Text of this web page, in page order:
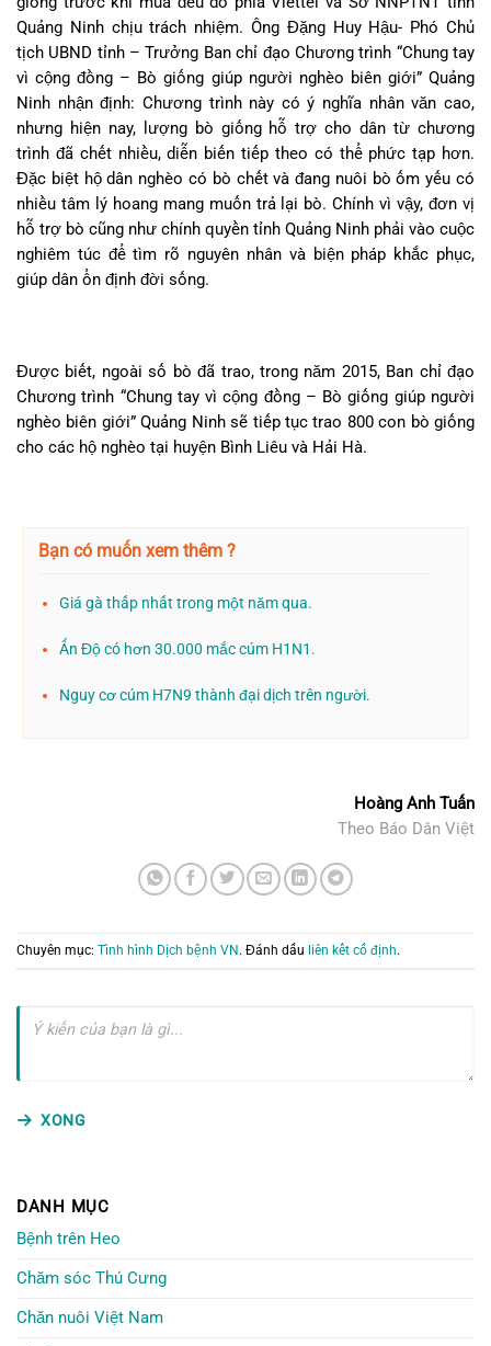
Quảng Ninh chịu trách nhiệm. Ông Đặng Huy Hậu- Phó Chủ
tịch UBND tỉnh – Trưởng Ban chỉ đạo Chương trình “Chung tay
vì cộng đồng – Bò giống giúp người nghèo biên giới” Quảng
Ninh nhận định: Chương trình này có ý nghĩa nhân văn cao,
nhưng hiện nay, lượng bò giống hỗ trợ cho dân từ chương
trình đã chết nhiều, diễn biến tiếp theo có thể phức tạp hơn.
Đặc biệt hộ dân nghèo có bò chết và đang nuôi bò ốm yếu có
nhiều tâm lý hoang mang muốn trả lại bò. Chính vì vậy, đơn vị
hỗ trợ bò cũng như chính quyền tỉnh Quảng Ninh phải vào cuộc
nghiêm túc để tìm rõ nguyên nhân và biện pháp khắc phục,
giúp dân ổn định đời sống.
Được biết, ngoài số bò đã trao, trong năm 2015, Ban chỉ đạo
Chương trình “Chung tay vì cộng đồng – Bò giống giúp người
nghèo biên giới” Quảng Ninh sẽ tiếp tục trao 800 con bò giống
cho các hộ nghèo tại huyện Bình Liêu và Hải Hà.
Bạn có muốn xem thêm ?
Giá gà thấp nhất trong một năm qua.
Ấn Độ có hơn 30.000 mắc cúm H1N1.
Nguy cơ cúm H7N9 thành đại dịch trên người.
Hoàng Anh Tuấn
Theo Báo Dân Việt
Chuyên mục: Tình hình Dịch bệnh VN. Đánh dấu liên kết cố định.
XONG
DANH MỤC
Bệnh trên Heo
Chăm sóc Thú Cưng
Chăn nuôi Việt Nam